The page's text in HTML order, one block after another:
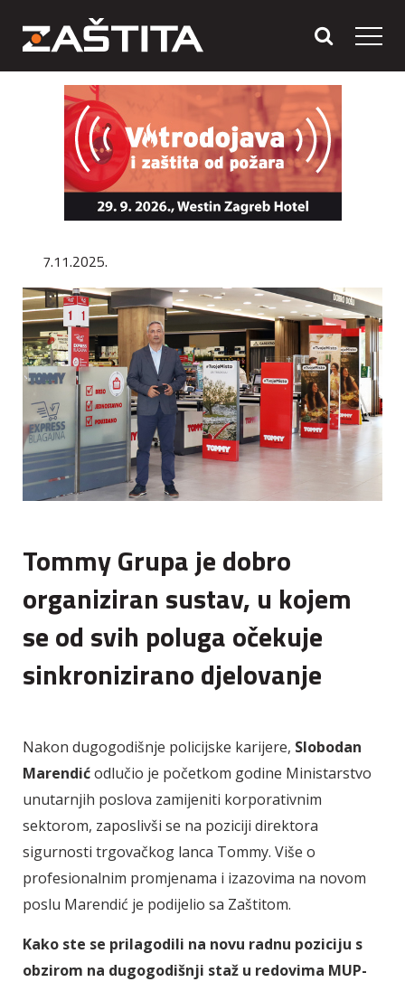
7.11.2025.
Tommy Grupa je dobro
organiziran sustav, u kojem
se od svih poluga očekuje
sinkronizirano djelovanje
Nakon dugogodišnje policijske karijere, Slobodan
Marendićodlučio je početkom godine Ministarstvo
unutarnjih poslova zamijeniti korporativnim
sektorom, zaposlivši se na poziciji direktora
sigurnosti trgovačkog lanca Tommy. Više o
profesionalnim promjenama i izazovima na novom
poslu Marendić je podijelio sa Zaštitom.
Kako ste se prilagodili na novu radnu poziciju s
obzirom na dugogodišnji staž u redovima MUP-